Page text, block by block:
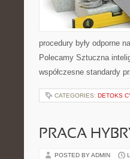
procedury były odporne
Polecamy Sztuczna
współczesne standardy
CATEGORIES: DETOKS
PRACA
POSTED BY ADMIN